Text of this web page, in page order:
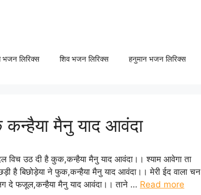
भजन लिरिक्स शिव भजन लिरिक्स हनुमान भजन लिरिक्स
कन्हैया मैनु याद आवंदा
विच उठ दी है कुक,कन्हैया मैनु याद आवंदा।। श्याम आवेगा ता
छड़ी है बिछोड़ेया ने फुक,कन्हैया मैनु याद आवंदा।। मेरी ईद वाला चन
दे फजूल,कन्हैया मैनु याद आवंदा।। ताने … Read more